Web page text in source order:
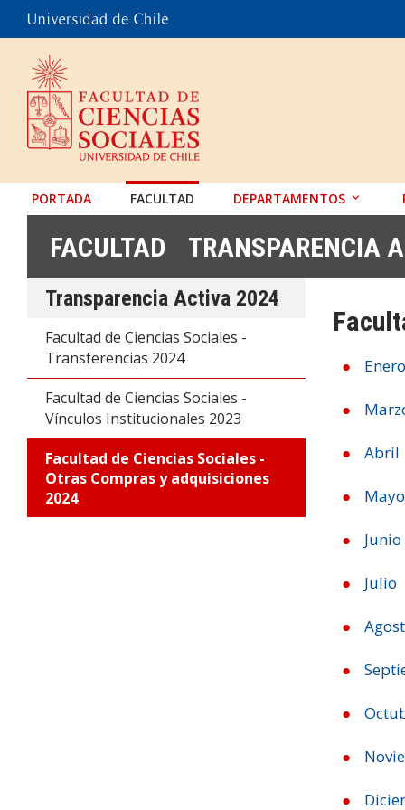
PORTADA FACULTAD
DEPARTAMENTOS
PSICOLOGÍA
SOCIOLOGÍA
TRABAJO SOCIAL
FACULTAD TRANSPARENCIA
Transparencia Activa 2024
Facultad de Ciencias Sociales -
Transferencias 2024
Facultad de Ciencias Sociales -
Vínculos Institucionales 2023
Facultad de Ciencias Sociales -
Otras Compras y adquisiciones
2024
Enero
Abril
Mayo
Junio
Julio